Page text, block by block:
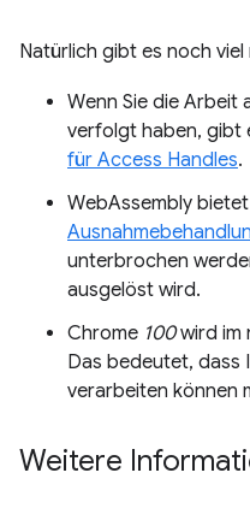
Natürlich gibt es noch viel
Wenn Sie die Arbeit
verfolgt haben, gibt
für Access Handles.
WebAssembly
unterbrochen
ausgelöst wird.
Chrome 100wird im
Das bedeutet, dass
verarbeiten können
Weitere